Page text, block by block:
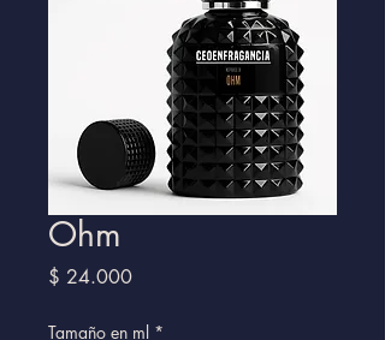
Ohm
$ 24.000Precio
Tamaño en ml *